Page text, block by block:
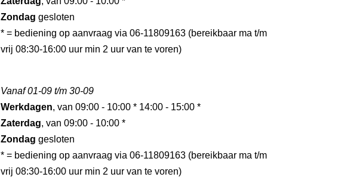
Zondag gesloten
* = bediening op aanvraag via 06-11809163 (bereikbaar ma t/m
vrij 08:30-16:00 uur min 2 uur van te voren)
Vanaf 01-09 t/m 30-09
Werkdagen, van 09:00 - 10:00 * 14:00 - 15:00 *
Zaterdag, van 09:00 - 10:00 *
Zondag gesloten
* = bediening op aanvraag via 06-11809163 (bereikbaar ma t/m
vrij 08:30-16:00 uur min 2 uur van te voren)